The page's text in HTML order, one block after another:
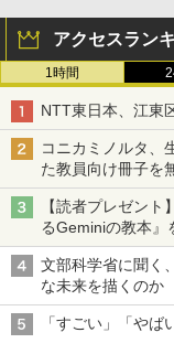
アクセスラン
1時間
NTT東日本、江東
コニカミノルタ、
た教員向け冊子を
【読者プレゼン
るGeminiの教本
2026年8月12日（
文部科学省に聞く
な未来を描くのか
「すごい」「や